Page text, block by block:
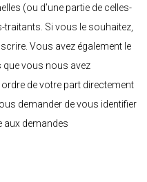
(ou d’une partie de celles-
Si vous le souhaitez,
Vous avez également le
que vous nous avez
de votre part directement
demander de vous identifier
aux demandes